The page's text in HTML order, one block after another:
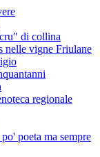
di collina
nelle vigne Friulane
regionale
poeta ma sempre